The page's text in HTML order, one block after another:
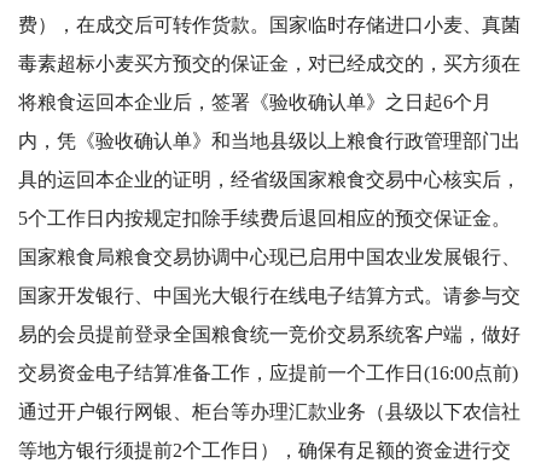
费），在成交后可转作货款。国家临时存储进口小麦、真菌
毒素超标小麦买方预交的保证金，对已经成交的，买方须在
将粮食运回本企业后，签署《验收确认单》之日起6个月
内，凭《验收确认单》和当地县级以上粮食行政管理部门出
具的运回本企业的证明，经省级国家粮食交易中心核实后，
5个工作日内按规定扣除手续费后退回相应的预交保证金。
国家粮食局粮食交易协调中心现已启用中国农业发展银行、
国家开发银行、中国光大银行在线电子结算方式。请参与交
易的会员提前登录全国粮食统一竞价交易系统客户端，做好
交易资金电子结算准备工作，应提前一个工作日(16:00点前)
通过开户银行网银、柜台等办理汇款业务（县级以下农信社
等地方银行须提前2个工作日），确保有足额的资金进行交